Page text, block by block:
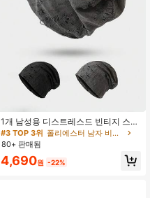
1개 남성용 디스트레스드 빈티지 스타
일 비니, 얇고 캐주얼한 다용도 스트리
트웨어 슬라우치 모자, 작은 머리에 적
합한 가을 의상
#3 TOP 3위
폴리에스터 남자 비니 모자
80+ 판매됨
4,690원 -22%